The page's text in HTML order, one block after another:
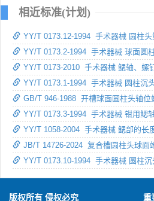
相近标准(计划)
YY/T 0173.12-1994 手术器械 圆柱头
YY/T 0173.2-1994 手术器械 球面圆
YY/T 0173-2010 手术器械 鳃轴、螺
YY/T 0173.1-1994 手术器械 圆柱沉
GB/T 946-1988 开槽球面圆柱头轴位
YY/T 0173.3-1994 手术器械 钳用鳃
YY/T 1058-2004 手术器械 鳃部的长
JB/T 14726-2024 复合槽圆柱头球面
YY/T 0173.10-1994 手术器械 圆柱沉
版权所有 侵权必究 重